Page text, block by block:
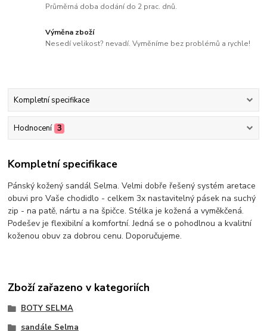
Průměrná doba dodání do 2 prac. dnů.
Výměna zboží
Nesedí velikost? nevadí. Vyměníme bez problémů a rychle!
Kompletní specifikace
Hodnocení 3
Kompletní specifikace
Pánský kožený sandál Selma. Velmi dobře řešený systém aretace
obuvi pro Vaše chodidlo - celkem 3x nastavitelný pásek na suchý
zip - na patě, nártu a na špičce. Stélka je kožená a vyměkčená.
Podešev je flexibilní a komfortní. Jedná se o pohodlnou a kvalitní
koženou obuv za dobrou cenu. Doporučujeme.
Zboží zařazeno v kategoriích
BOTY SELMA
sandále Selma